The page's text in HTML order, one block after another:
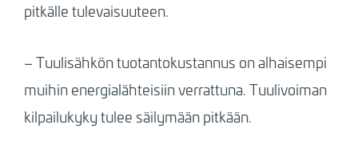
pitkälle tulevaisuuteen.
– Tuulisähkön tuotantokustannus on alhaisempi
muihin energialähteisiin verrattuna. Tuulivoiman
kilpailukyky tulee säilymään pitkään.